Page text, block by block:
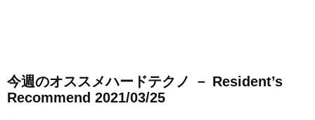
今週のオススメハードテクノ － Resident’s
Recommend 2021/03/25